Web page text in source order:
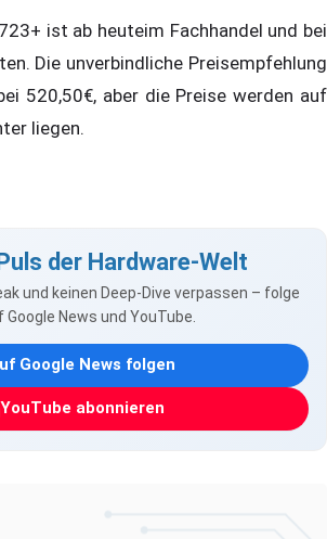
ist ab heuteim Fachhandel und bei
Die unverbindliche Preisempfehlung
520,50€, aber die Preise werden auf
liegen.
der Hardware-Welt
und keinen Deep-Dive verpassen – folge
Google News und YouTube.
Google News folgen
YouTube abonnieren